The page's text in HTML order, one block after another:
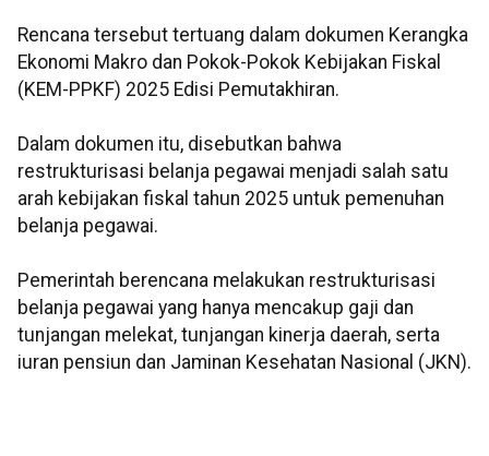
Rencana tersebut tertuang dalam dokumen Kerangka
Ekonomi Makro dan Pokok-Pokok Kebijakan Fiskal
(KEM-PPKF) 2025 Edisi Pemutakhiran.
Dalam dokumen itu, disebutkan bahwa
restrukturisasi belanja pegawai menjadi salah satu
arah kebijakan fiskal tahun 2025 untuk pemenuhan
belanja pegawai.
Pemerintah berencana melakukan restrukturisasi
belanja pegawai yang hanya mencakup gaji dan
tunjangan melekat, tunjangan kinerja daerah, serta
iuran pensiun dan Jaminan Kesehatan Nasional (JKN).